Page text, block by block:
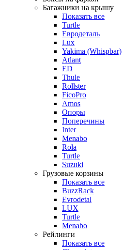
Багажники на крышу
Показать все
Turtle
Евродеталь
Lux
Yakima (Whispbar)
Atlant
ED
Thule
Rollster
FicoPro
Amos
Опоры
Поперечины
Inter
Menabo
Rola
Turtle
Suzuki
Грузовые корзины
Показать все
BuzzRack
Evrodetal
LUX
Turtle
Menabo
Рейлинги
Показать все